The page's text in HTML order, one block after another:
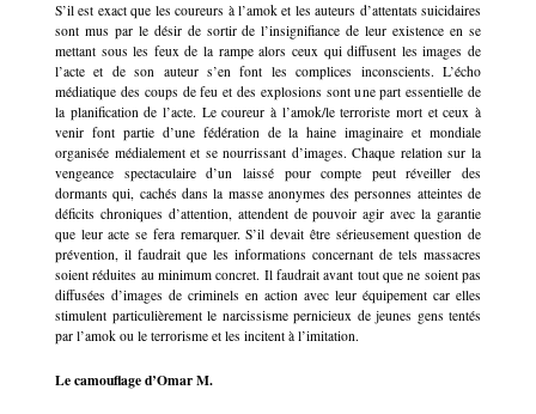
S’il est exact que les coureurs à l’amok et les auteurs d’attentats suicidaires
sont mus par le désir de sortir de l’insignifiance de leur existence en se
mettant sous les feux de la rampe alors ceux qui diffusent les images de
l’acte et de son auteur s’en font les complices inconscients. L’écho
médiatique des coups de feu et des explosions sont une part essentielle de
la planification de l’acte. Le coureur à l’amok/le terroriste mort et ceux à
venir font partie d’une fédération de la haine imaginaire et mondiale
organisée médialement et se nourrissant d’images. Chaque relation sur la
vengeance spectaculaire d’un laissé pour compte peut réveiller des
dormants qui, cachés dans la masse anonymes des personnes atteintes de
déficits chroniques d’attention, attendent de pouvoir agir avec la garantie
que leur acte se fera remarquer. S’il devait être sérieusement question de
prévention, il faudrait que les informations concernant de tels massacres
soient réduites au minimum concret. Il faudrait avant tout que ne soient pas
diffusées d’images de criminels en action avec leur équipement car elles
stimulent particulièrement le narcissisme pernicieux de jeunes gens tentés
par l’amok ou le terrorisme et les incitent à l’imitation.
Le camouflage d’Omar M.